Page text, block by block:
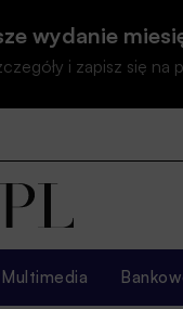
wydanie
i zapisz się
Multimedia